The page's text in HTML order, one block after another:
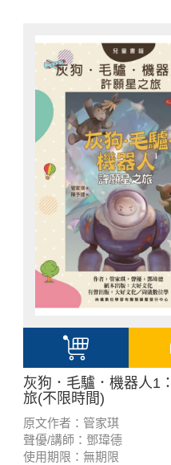
灰狗．毛驢．機器人1
旅(不限時間)
原文作者：管家琪
聲優/講師：鄧瑋德
使用期限：無期限